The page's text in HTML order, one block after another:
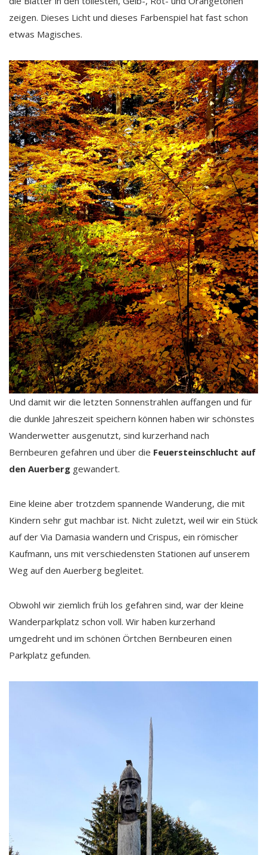
zeigen. Dieses Licht und dieses Farbenspiel hat fast schon
etwas Magisches.
Und damit wir die letzten Sonnenstrahlen auffangen und für
die dunkle Jahreszeit speichern können haben wir schönstes
Wanderwetter ausgenutzt, sind kurzerhand nach
Bernbeuren gefahren und über die Feuersteinschlucht auf
den Auerberg gewandert.
Eine kleine aber trotzdem spannende Wanderung, die mit
Kindern sehr gut machbar ist. Nicht zuletzt, weil wir ein Stück
auf der Via Damasia wandern und Crispus, ein römischer
Kaufmann, uns mit verschiedensten Stationen auf unserem
Weg auf den Auerberg begleitet.
Obwohl wir ziemlich früh los gefahren sind, war der kleine
Wanderparkplatz schon voll. Wir haben kurzerhand
umgedreht und im schönen Örtchen Bernbeuren einen
Parkplatz gefunden.